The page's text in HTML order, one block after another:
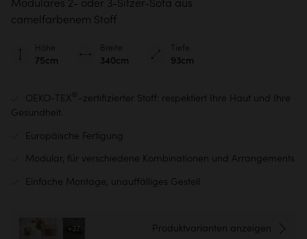
Modulares 2- oder 3-Sitzer-Sofa aus
camelfarbenem Stoff
OEKO-TEX
-zertifizierter Stoff: respektiert Ihre Haut und Ihre
Gesundheit.
Europäische Fertigung
Modular, für verschiedene Kombinationen und Arrangements
Einfache Montage, unauffälliges Gestell
Höhe
75cm
Breite
340cm
Tiefe
93cm
+37 Produktvarianten anzeigen